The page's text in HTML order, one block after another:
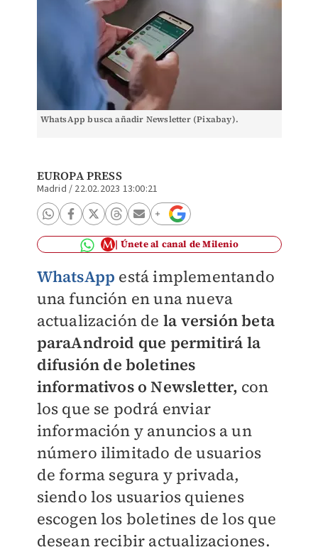
WhatsApp busca añadir Newsletter (Pixabay).
EUROPA PRESS
Madrid / 22.02.2023 13:00:21
Únete al canal de Milenio
WhatsApp está implementando
una función en una nueva
actualización de la versión beta
paraAndroid que permitirá la
difusión de boletines
informativos o Newsletter, con
los que se podrá enviar
información y anuncios a un
número ilimitado de usuarios
de forma segura y privada,
siendo los usuarios quienes
escogen los boletines de los que
desean recibir actualizaciones.